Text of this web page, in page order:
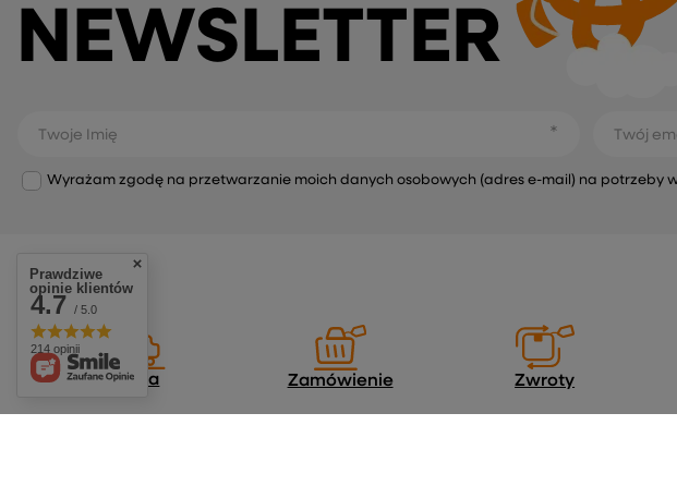
NEWSLETTER
Twoje Imię Twój
Wyrażam zgodę na przetwarzanie moich danych osobowych (adres e-mail) na potrzeby
Dostawa Zamówienie Zwroty
Prawdziwe
opinie klientów
4.7 / 5.0
214 opinii